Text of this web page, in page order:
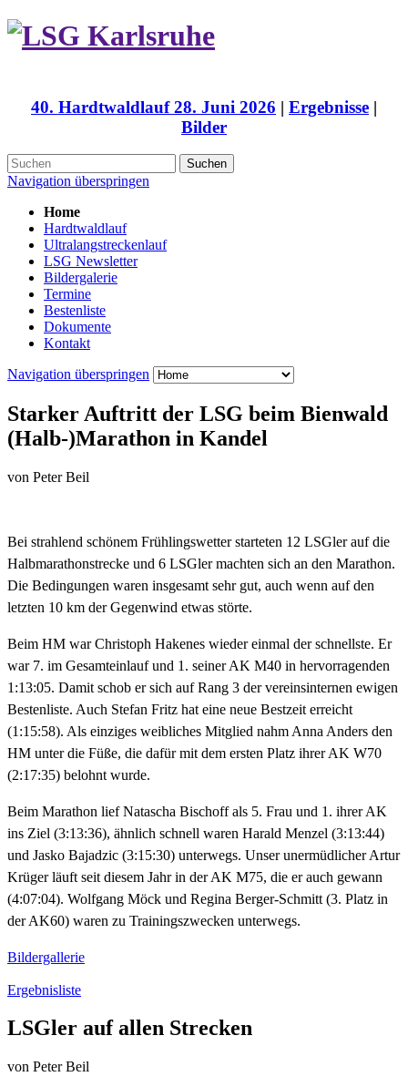
40. Hardtwaldlauf 28. Juni 2026 | Ergebnisse |
Bilder
Suchen
Navigation überspringen
Home
Hardtwaldlauf
Ultralangstreckenlauf
LSG Newsletter
Bildergalerie
Termine
Bestenliste
Dokumente
Kontakt
Navigation überspringen
Starker Auftritt der LSG beim Bienwald
(Halb-)Marathon in Kandel
von Peter Beil
Bei strahlend schönem Frühlingswetter starteten 12 LSGler auf die
Halbmarathonstrecke und 6 LSGler machten sich an den Marathon.
Die Bedingungen waren insgesamt sehr gut, auch wenn auf den
letzten 10 km der Gegenwind etwas störte.
Beim HM war Christoph Hakenes wieder einmal der schnellste. Er
war 7. im Gesamteinlauf und 1. seiner AK M40 in hervorragenden
1:13:05. Damit schob er sich auf Rang 3 der vereinsinternen ewigen
Bestenliste. Auch Stefan Fritz hat eine neue Bestzeit erreicht
(1:15:58). Als einziges weibliches Mitglied nahm Anna Anders den
HM unter die Füße, die dafür mit dem ersten Platz ihrer AK W70
(2:17:35) belohnt wurde.
Beim Marathon lief Natascha Bischoff als 5. Frau und 1. ihrer AK
ins Ziel (3:13:36), ähnlich schnell waren Harald Menzel (3:13:44)
und Jasko Bajadzic (3:15:30) unterwegs. Unser unermüdlicher Artur
Krüger läuft seit diesem Jahr in der AK M75, die er auch gewann
(4:07:04). Wolfgang Möck und Regina Berger-Schmitt (3. Platz in
der AK60) waren zu Trainingszwecken unterwegs.
Bildergallerie
Ergebnisliste
LSGler auf allen Strecken
von Peter Beil